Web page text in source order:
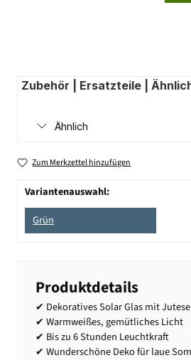
Zubehör | Ersatzteile |
Ähnlich
Zum Merkzettel hinzufügen
Variantenauswahl:
Grün
Produktdetails
✔ Dekoratives Solar Glas mit
✔ Warmweißes, gemütliches Licht
✔ Bis zu 6 Stunden Leuchtkraft
✔ Wunderschöne Deko für laue